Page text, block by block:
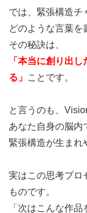
では、緊張構造チ
どのような言葉を
その秘訣は、
「本当に創り出
る」 ことです。
と言うのも、
あなた自身の脳内
緊張構造が生まれ
実はこの思考プロ
ものです。
「次はこんな作品